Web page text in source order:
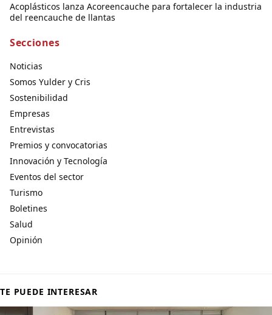
Acoplásticos lanza Acoreencauche para fortalecer la industria
del reencauche de llantas
Secciones
Noticias
Somos Yulder y Cris
Sostenibilidad
Empresas
Entrevistas
Premios y convocatorias
Innovación y Tecnología
Eventos del sector
Turismo
Boletines
Salud
Opinión
TE PUEDE INTERESAR